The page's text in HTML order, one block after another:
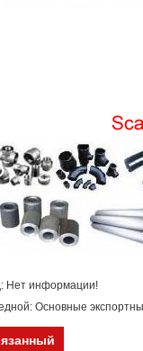
Нет информации!
Основные